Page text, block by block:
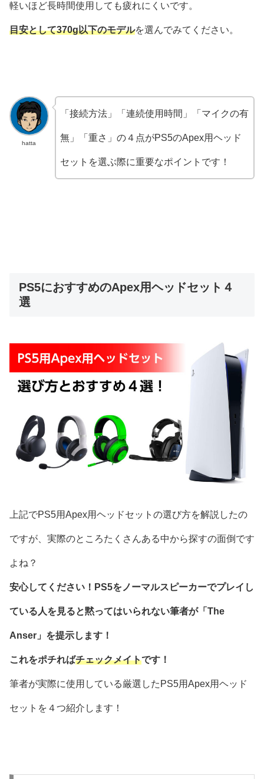
軽いほど長時間使用しても疲れにくいです。
目安として370g以下のモデルを選んでみてください。
hatta
「接続方法」「連続使用時間」「マイクの有
無」「重さ」の４点がPS5のApex用ヘッド
セットを選ぶ際に重要なポイントです！
PS5におすすめのApex用ヘッドセット４
選
上記でPS5用Apex用ヘッドセットの選び方を解説したの
ですが、実際のところたくさんある中から探すの面倒です
よね？
安心してください！PS5をノーマルスピーカーでプレイし
ている人を見ると黙ってはいられない筆者が「The
Anser」を提示します！
これをポチればチェックメイトです！
筆者が実際に使用している厳選したPS5用Apex用ヘッド
セットを４つ紹介します！